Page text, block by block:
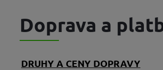
Doprava a
DRUHY A CENY DOPRAVY